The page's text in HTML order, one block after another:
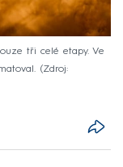
tři celé etapy. Ve
Zdroj: